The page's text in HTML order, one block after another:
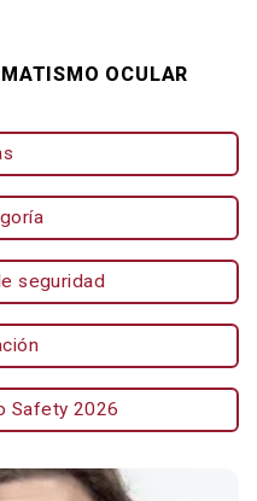
OCULAR
seguridad
Safety 2026